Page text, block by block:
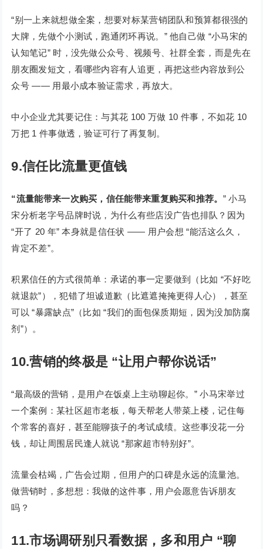
“别一上来就想做全案，想要对标某营销团队和预算都很强的
大牌，先做个小测试，跑通闭环再说。” 他自己做 “小马宋的
认知笔记” 时，没先做公众号、视频号、社群全套，而是先在
朋友圈发短文，看哪些内容有人追更，再把这些内容放到公
众号 —— 用最小成本验证需求，再放大。
中小企业尤其要记住：与其花 100 万做 10 件事，不如花 10
万把 1 件事做透，验证可行了再复制。
9.信任比流量更值钱
“流量能带来一次购买，信任能带来重复购买和推荐。 ” 小马
宋分析老字号品牌时说，为什么有些店没广告也排队？因为
“开了 20 年” 本身就是信任状 —— 用户会想 “能活这么久，
肯定不差”。
积累信任的方式很简单：承诺的事一定要做到（比如 “不好吃
就退款”），犯错了坦诚道歉（比遮遮掩掩更得人心），甚至
可以 “暴露缺点”（比如 “我们的面包保质期短，因为没加防腐
剂”）。
10.营销的终极是 “让用户帮你说话”
“最高级的营销，是用户在饭桌上主动聊起你。” 小马宋举过
一个案例：某社区超市老板，每天帮老人带菜上楼，记住每
个常客的喜好，甚至能聊孩子的考试成绩。这些事没花一分
钱，却让周围居民逢人就说 “那家超市特别好”。
流量会枯竭，广告会过期，但用户的口碑是永远的流量池。
做营销时，多想想：我做的这件事，用户会愿意告诉朋友
吗？
11.市场调研别只看数据，多和用户 “聊